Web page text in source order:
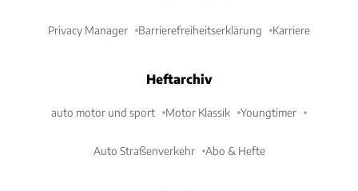
Privacy Manager Barrierefreiheitserklärung Karriere
Heftarchiv
auto motor und sport Motor Klassik Youngtimer
Auto Straßenverkehr Abo & Hefte